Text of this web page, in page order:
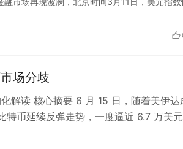
场分歧
解读 核心摘要 6 月 15 日，随着美伊达
特币延续反弹走势，一度逼近 6.7 万美